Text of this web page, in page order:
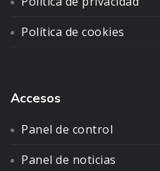
Política de cookies
Accesos
Panel de control
Panel de noticias